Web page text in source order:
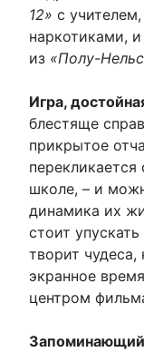
12» с
наркотиками,
из «Полу-
Игра,
блестяще
прикрытое
школе, – и
динамика их
стоит
творит чудеса,
экранное
центром